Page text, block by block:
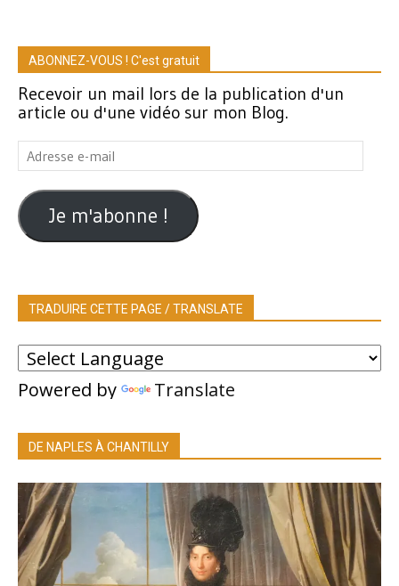
ABONNEZ-VOUS ! C'est gratuit
Recevoir un mail lors de la publication d'un
article ou d'une vidéo sur mon Blog.
Adresse
e-
mail
Je m'abonne !
TRADUIRE CETTE PAGE / TRANSLATE
Powered by Translate
DE NAPLES À CHANTILLY